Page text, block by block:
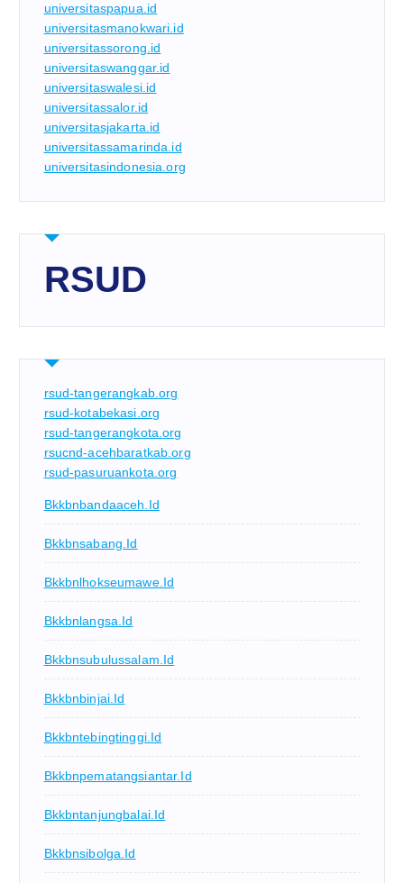
universitaspapua.id
universitasmanokwari.id
universitassorong.id
universitaswanggar.id
universitaswalesi.id
universitassalor.id
universitasjakarta.id
universitassamarinda.id
universitasindonesia.org
RSUD
rsud-tangerangkab.org
rsud-kotabekasi.org
rsud-tangerangkota.org
rsucnd-acehbaratkab.org
rsud-pasuruankota.org
Bkkbnbandaaceh.id
Bkkbnsabang.id
Bkkbnlhokseumawe.id
Bkkbnlangsa.id
Bkkbnsubulussalam.id
Bkkbnbinjai.id
Bkkbntebingtinggi.id
Bkkbnpematangsiantar.id
Bkkbntanjungbalai.id
Bkkbnsibolga.id